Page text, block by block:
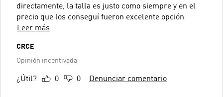
directamente, la talla es justo como siempre y en el
precio que los conseguí fueron excelente opción
Leer más
CRCE
Opinión incentivada
¿Útil? 0 0 Denunciar comentario